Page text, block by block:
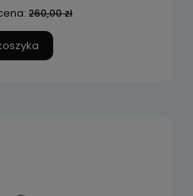
260,00 zł